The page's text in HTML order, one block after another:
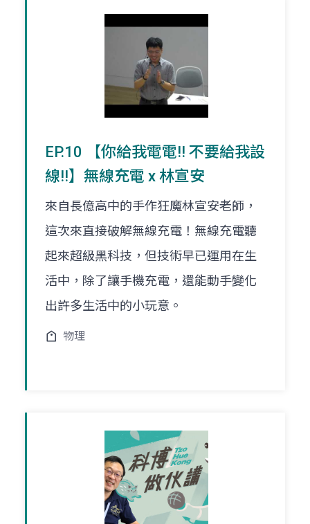
EP.10 【你給我電電!! 不要給我設
線!!】無線充電 x 林宣安
來自長億高中的手作狂魔林宣安老師，
這次來直接破解無線充電！無線充電聽
起來超級黑科技，但技術早已運用在生
活中，除了讓手機充電，還能動手變化
出許多生活中的小玩意。
物理